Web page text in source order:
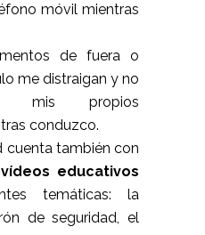
móvil mientras
de fuera o
me distraigan y no
mis propios
conduzco.
cuenta también con
educativos
temáticas: la
de seguridad, el